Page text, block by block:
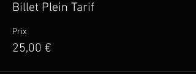
Billet Plein Tarif
Prix
25,00 €